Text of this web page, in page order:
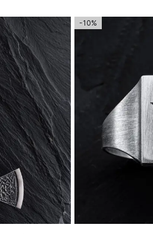
-10%